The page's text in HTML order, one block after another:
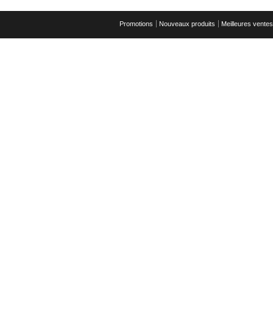
Promotions Nouveaux produits Meilleures ventes